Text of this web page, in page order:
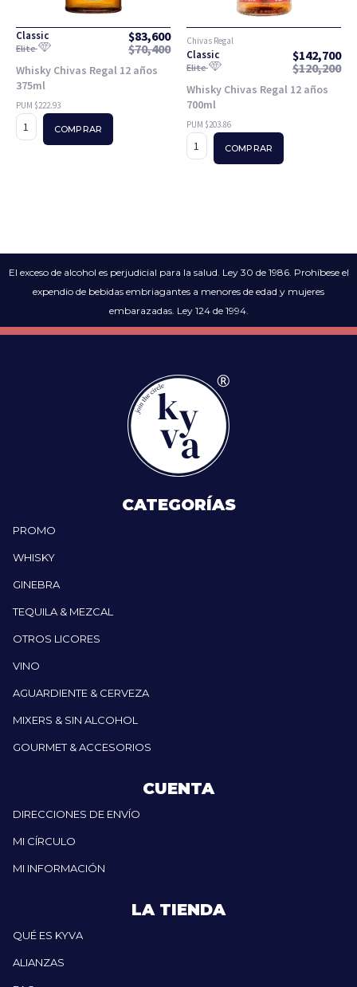
Classic $83,600
Elite $70,400
Whisky Chivas Regal 12 años
375ml
PUM $222.93
COMPRAR
Chivas Regal
Classic $142,700
Elite $120,200
Whisky Chivas Regal 12 años
700ml
PUM $203.86
COMPRAR
El exceso de alcohol es perjudicial para la salud. Ley 30 de 1986. Prohíbese el
expendio de bebidas embriagantes a menores de edad y mujeres
embarazadas. Ley 124 de 1994.
CATEGORÍAS
PROMO
WHISKY
GINEBRA
TEQUILA & MEZCAL
OTROS LICORES
VINO
AGUARDIENTE & CERVEZA
MIXERS & SIN ALCOHOL
GOURMET & ACCESORIOS
CUENTA
DIRECCIONES DE ENVÍO
MI CÍRCULO
MI INFORMACIÓN
LA TIENDA
QUÉ ES KYVA
ALIANZAS